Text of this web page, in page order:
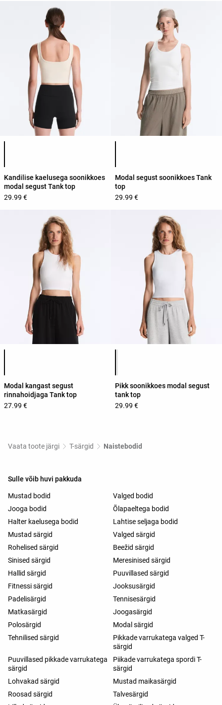
Toote värvide loend
Kandilise kaelusega soonikkoes
modal segust Tank top
29.99 €
Toote värvide loend
Modal segust soonikkoes Tank
top
29.99 €
Toote värvide loend
Modal kangast segust
rinnahoidjaga Tank top
27.99 €
Toote värvide loend
Pikk soonikkoes modal segust
tank top
29.99 €
Vaata toote järgi T-särgid Naistebodid
Sulle võib huvi pakkuda
Mustad bodid
Valged bodid
Jooga bodid
Õlapaeltega bodid
Halter kaelusega bodid
Lahtise seljaga bodid
Mustad särgid
Valged särgid
Rohelised särgid
Beežid särgid
Sinised särgid
Meresinised särgid
Hallid särgid
Puuvillased särgid
Fitnessi särgid
Jooksusärgid
Padelisärgid
Tennisesärgid
Matkasärgid
Joogasärgid
Polosärgid
Modal särgid
Tehnilised särgid
Pikkade varrukatega valged T-
särgid
Puuvillased pikkade varrukatega
särgid
Piikade varrukatega spordi T-
särgid
Lohvakad särgid
Mustad maikasärgid
Roosad särgid
Talvesärgid